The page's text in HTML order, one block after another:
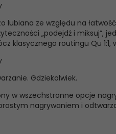
lubiana ze względu na
„podejdź i miksuj”,
klasycznego routingu Qu
Gdziekolwiek.
w wszechstronne opcje
nagrywaniem i